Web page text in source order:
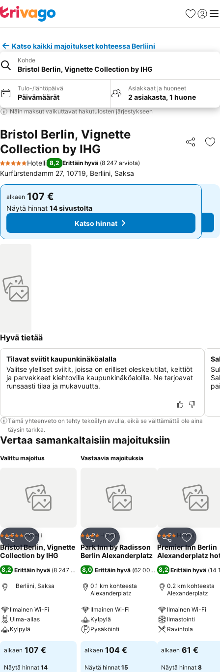
Suosikit
Katso kaikki majoitukset kohteessa Berliini
Kohde
Bristol Berlin, Vignette Collection by IHG
Tulo-/lähtöpäivä
Päivämäärät
Asiakkaat ja huoneet
2 asiakasta, 1 huone
Näin maksut vaikuttavat hakutulosten järjestykseen
Bristol Berlin, Vignette
Collection by IHG
Jaa
5 Tähtiluokitus
Hotelli 8,2 Erittäin hyvä (8 247 arviota)
Kurfürstendamm 27, 10719, Berliini, Saksa
alkaen 107 €
Näytä hinnat 14 sivustolta
Katso hinnat
alkaen 107 €
Näytä hinnat 14 sivustolta
Katso hinnat
Hyvä tietää
Tilavat sviitit kaupunkinäköalalla
Valitse ylelliset sviitit, joissa on erilliset oleskelutilat, keittiöt
ja parvekkeet kiehtovilla kaupunkinäköaloilla. Ne tarjoavat
runsaasti tilaa ja mukavuutta.
Tämä yhteenveto on tehty tekoälyn avulla, eikä se välttämättä ole aina
täysin tarkka.
Vertaa samankaltaisiin majoituksiin
Valittu majoitus
Jaa Lisää suosikkeihin
5 Tähtiluokitus
Hotelli
Bristol Berlin, Vignette
Collection by IHG
8,2 Erittäin hyvä (8 247 arviota)
Berliini, Saksa
Ilmainen Wi-Fi
Uima-allas
Kylpylä
alkaen 107 €
Näytä hinnat 14
Vastaavia majoituksia
Jaa Lisää suosikkeihin
4 Tähtiluokitus
Hotelli
Park Inn by Radisson
Berlin Alexanderplatz
8,0 Erittäin hyvä (62 000 arviota)
0.1 km kohteesta
Alexanderplatz
Ilmainen Wi-Fi
Kylpylä
Pysäköinti
alkaen 104 €
Näytä hinnat 15
Jaa Lisää
4 Tähtiluokitus
Hotelli
Premier Inn Berlin
Alexanderplatz
8,2 Erittäin hyvä (14
0.2 km kohteesta
Alexanderplatz
Ilmainen Wi-Fi
Ilmastointi
Ravintola
alkaen 61 €
Näytä hinnat 8